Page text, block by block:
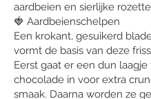
aardbeien en sierlijke
🍓 Aardbeienschelpen
Een krokant, gesuikerd
vormt de basis van deze
Eerst gaat er een dun
chocolade in voor extra
smaak. Daarna worden ze